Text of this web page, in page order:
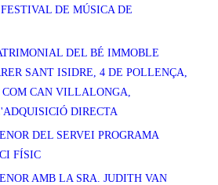
DE MÚSICA DE
DEL BÉ IMMOBLE
SANT ISIDRE, 4 DE POLLENÇA,
COM CAN VILLALONGA,
DIRECTA
DEL SERVEI PROGRAMA
FÍSIC
AMB LA SRA. JUDITH VAN